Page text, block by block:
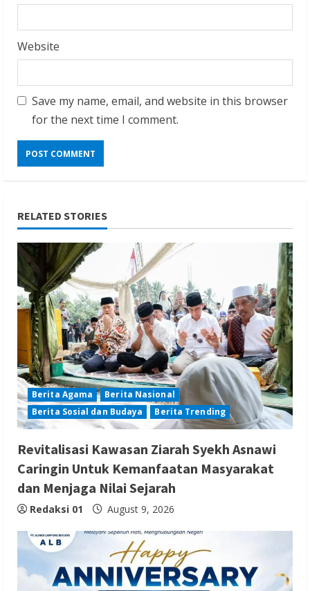
Website
Save my name, email, and website in this browser
for the next time I comment.
RELATED STORIES
Berita Agama
Berita Nasional
Berita Sosial dan Budaya
Berita Trending
Revitalisasi Kawasan Ziarah Syekh Asnawi
Caringin Untuk Kemanfaatan Masyarakat
dan Menjaga Nilai Sejarah
Redaksi 01 August 9, 2026